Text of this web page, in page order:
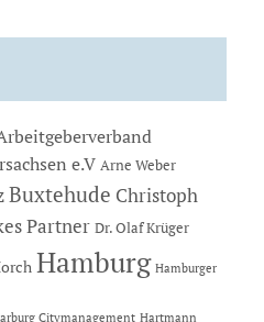
e.V Arne Weber
Buxtehude Christoph
Partner Dr. Olaf Krüger
Hamburg Hamburger
Citymanagement Hartmann